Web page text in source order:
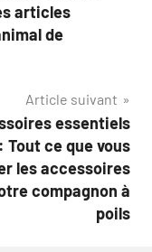
articles
de
Article suivant
essentiels
ce que vous
les accessoires
compagnon à
poils